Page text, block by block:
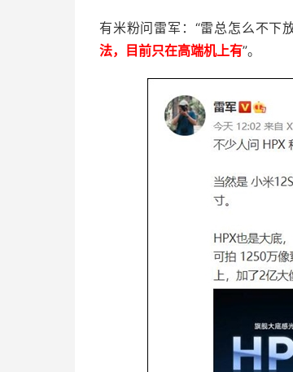
有米粉问雷军：“雷总怎么不下
法，目前只在高端机上有”。